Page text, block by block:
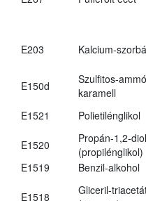
E203 Kalcium-
E150d
Szulfitos-
karamell
E1521 Polietilénglikol
E1520
Propán-1,2-diol
(propilénglikol)
E1519
Benzil-alkohol
E1518
Gliceril-